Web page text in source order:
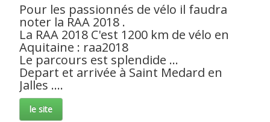
Pour les passionnés de vélo il faudra
noter la RAA 2018 .
La RAA 2018 C'est 1200 km de vélo en
Aquitaine : raa2018
Le parcours est splendide ...
Depart et arrivée à Saint Medard en
Jalles ....
le site